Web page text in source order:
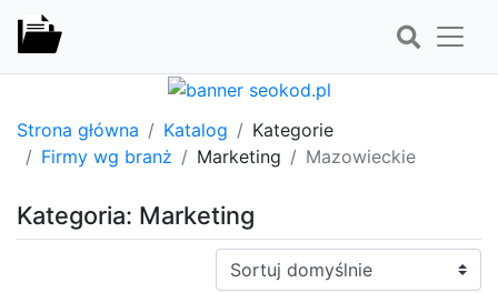
Strona główna Katalog
Kategorie
Firmy wg branż
Marketing Mazowieckie
Kategoria: Marketing
Sortuj: